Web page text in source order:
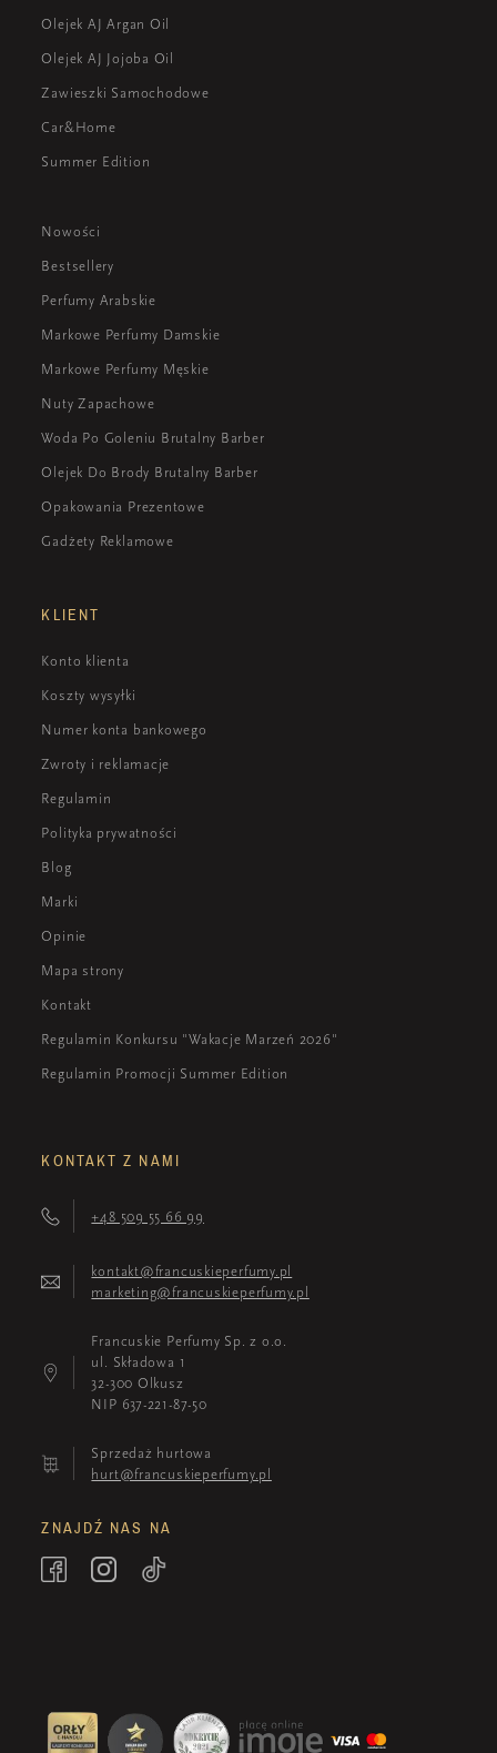
Olejek AJ Argan Oil
Olejek AJ Jojoba Oil
Zawieszki Samochodowe
Car&Home
Summer Edition
Nowości
Bestsellery
Perfumy Arabskie
Markowe Perfumy Damskie
Markowe Perfumy Męskie
Nuty Zapachowe
Woda Po Goleniu Brutalny Barber
Olejek Do Brody Brutalny Barber
Opakowania Prezentowe
Gadżety Reklamowe
KLIENT
Konto klienta
Koszty wysyłki
Numer konta bankowego
Zwroty i reklamacje
Regulamin
Polityka prywatności
Blog
Marki
Opinie
Mapa strony
Kontakt
Regulamin Konkursu "Wakacje Marzeń 2026"
Regulamin Promocji Summer Edition
KONTAKT Z NAMI
+48 509 55 66 99
kontakt@francuskieperfumy.pl
marketing@francuskieperfumy.pl
Francuskie Perfumy Sp. z o.o.
ul. Składowa 1
32-300 Olkusz
NIP 637-221-87-50
Sprzedaż hurtowa
hurt@francuskieperfumy.pl
ZNAJDŹ NAS NA